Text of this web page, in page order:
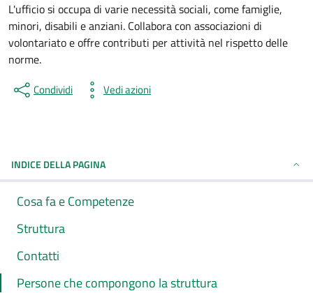
L'ufficio si occupa di varie necessità sociali, come famiglie,
minori, disabili e anziani. Collabora con associazioni di
volontariato e offre contributi per attività nel rispetto delle
norme.
Condividi Vedi azioni
INDICE DELLA PAGINA
Cosa fa e Competenze
Struttura
Contatti
Persone che compongono la struttura